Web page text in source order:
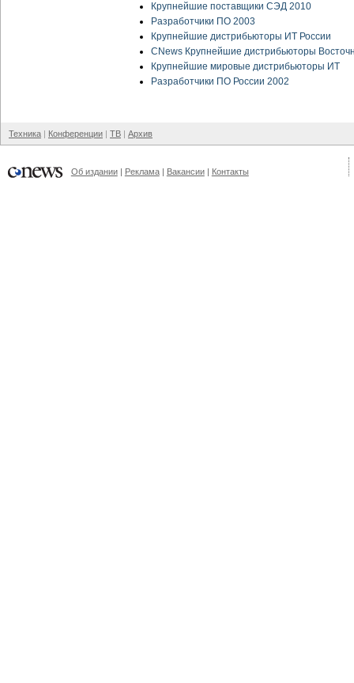
Крупнейшие поставщики СЭД 2010
Разработчики ПО 2003
Крупнейшие дистрибьюторы ИТ России
CNews Крупнейшие дистрибьюторы
Крупнейшие мировые дистрибьюторы ИТ
Разработчики ПО России 2002
Техника Конференции ТВ Архив
Об издании Реклама Вакансии Контакты